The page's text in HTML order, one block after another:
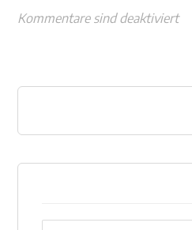
Kommentare sind deaktiviert